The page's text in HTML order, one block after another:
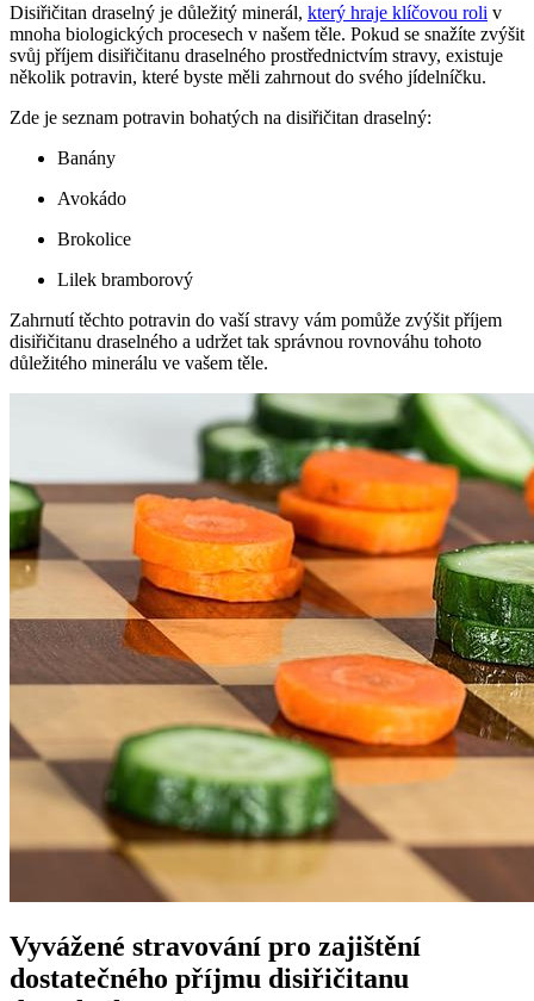
Disiřičitan draselný je důležitý minerál, který hraje klíčovou roli v
mnoha biologických procesech v našem těle. Pokud se snažíte zvýšit
svůj příjem disiřičitanu draselného prostřednictvím stravy, existuje
několik potravin, které byste měli zahrnout do svého jídelníčku.
Zde je seznam potravin bohatých na disiřičitan draselný:
Banány
Avokádo
Brokolice
Lilek bramborový
Zahrnutí těchto potravin do vaší stravy vám pomůže zvýšit příjem
disiřičitanu draselného a udržet tak správnou rovnováhu tohoto
důležitého minerálu ve vašem těle.
Vyvážené stravování pro zajištění
dostatečného příjmu disiřičitanu